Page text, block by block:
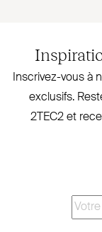
Inscrivez-vous à
exclusifs.
2TEC2 et